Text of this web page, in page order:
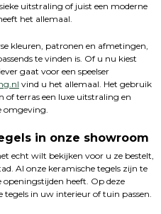
uitstraling of juist een moderne
het allemaal.
kleuren, patronen en afmetingen,
te vinden is. Of u nu kiest
gaat voor een speelser
vind u het allemaal. Het gebruik
of terras een luxe uitstraling en
omgeving.
in onze showroom
echt wilt bekijken voor u ze bestelt,
Al onze keramische tegels zijn te
heeft. Op deze
tegels in uw interieur of tuin passen.